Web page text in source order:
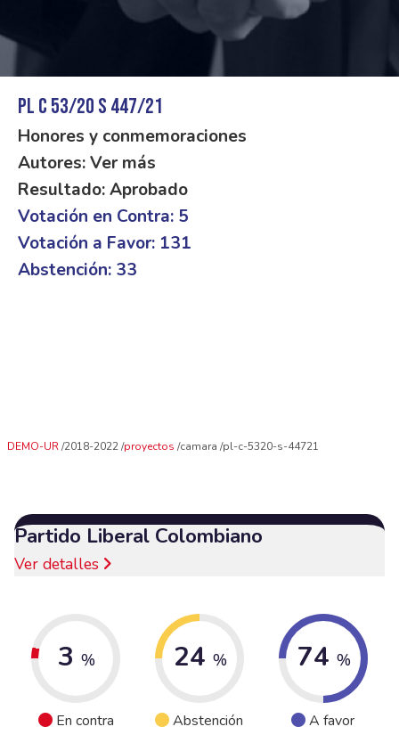
PL C 53/20 S 447/21
Honores y conmemoraciones
Autores: Ver más
Resultado: Aprobado
Votación en Contra: 5
Votación a Favor: 131
Abstención: 33
DEMO-UR 2018-2022 proyectos camara pl-c-5320-s-44721
Partido Liberal Colombiano
Ver detalles
3 %
En contra
24 %
Abstención
74 %
A favor